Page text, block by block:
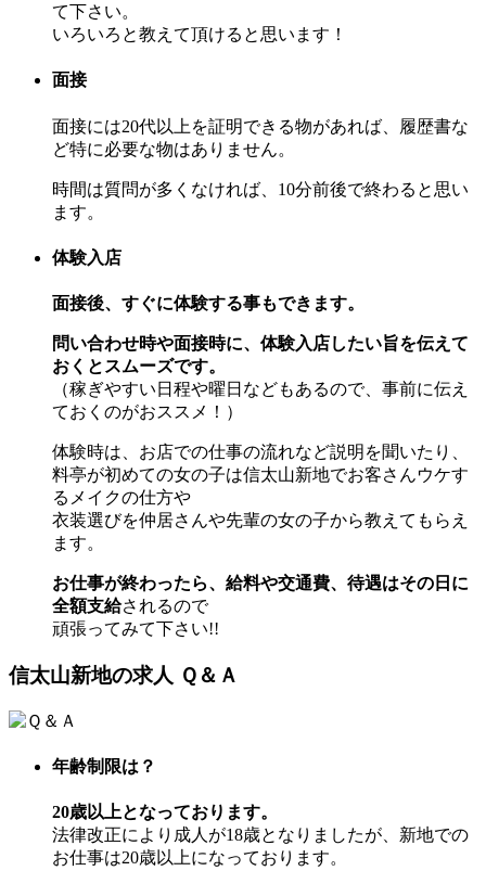
て下さい。
いろいろと教えて頂けると思います！
面接
面接には20代以上を証明できる物があれば、履歴書な
ど特に必要な物はありません。
時間は質問が多くなければ、10分前後で終わると思い
ます。
体験入店
面接後、すぐに体験する事もできます。
問い合わせ時や面接時に、体験入店したい旨を伝えて
おくとスムーズです。
（稼ぎやすい日程や曜日などもあるので、事前に伝え
ておくのがおススメ！）
体験時は、お店での仕事の流れなど説明を聞いたり、
料亭が初めての女の子は信太山新地でお客さんウケす
るメイクの仕方や
衣装選びを仲居さんや先輩の女の子から教えてもらえ
ます。
お仕事が終わったら、給料や交通費、待遇はその日に
全額支給されるので
頑張ってみて下さい!!
信太山新地の求人 Ｑ＆Ａ
年齢制限は？
20歳以上となっております。
法律改正により成人が18歳となりましたが、新地での
お仕事は20歳以上になっております。